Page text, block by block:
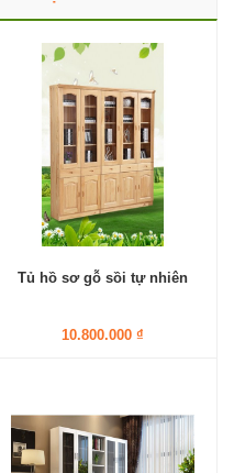
Tủ hồ sơ gỗ sồi tự nhiên
10.800.000 ₫